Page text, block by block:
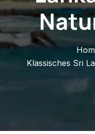
Klassisches Sri